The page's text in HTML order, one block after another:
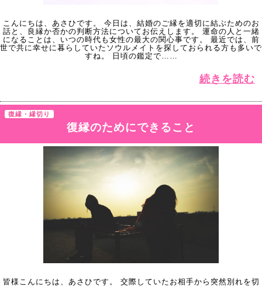
こんにちは、あさひです。 今日は、結婚のご縁を適切に結ぶためのお
話と、良縁か否かの判断方法についてお伝えします。 運命の人と一緒
になることは、いつの時代も女性の最大の関心事です。 最近では、前
世で共に幸せに暮らしていたソウルメイトを探しておられる方も多いで
すね。 日頃の鑑定で……
続きを読む
復縁・縁切り
復縁のためにできること
皆様こんにちは、あさひです。 交際していたお相手から突然別れを切